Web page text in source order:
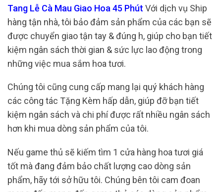
Tang Lễ Cà Mau Giao Hoa 45 Phút Với dịch vụ Ship
hàng tận nhà, tôi bảo đảm sản phẩm của các bạn sẽ
được chuyển giao tận tay & đúng h, giúp cho bạn tiết
kiệm ngân sách thời gian & sức lực lao động trong
những việc mua sắm hoa tươi.
Chúng tôi cũng cung cấp mang lại quý khách hàng
các công tác Tặng Kèm hấp dẫn, giúp đỡ bạn tiết
kiệm ngân sách và chi phí được rất nhiều ngân sách
hơn khi mua dòng sản phẩm của tôi.
Nếu game thủ sẽ kiếm tìm 1 cửa hàng hoa tươi giá
tốt mà đang đảm bảo chất lượng cao dòng sản
phẩm, hãy tới sở hữu tôi. Chúng bên tôi cam đoan